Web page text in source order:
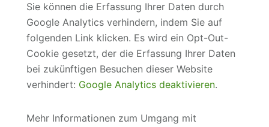
Sie können die Erfassung Ihrer Daten durch
Google Analytics verhindern, indem Sie auf
folgenden Link klicken. Es wird ein Opt-Out-
Cookie gesetzt, der die Erfassung Ihrer Daten
bei zukünftigen Besuchen dieser Website
verhindert: Google Analytics deaktivieren.
Mehr Informationen zum Umgang mit